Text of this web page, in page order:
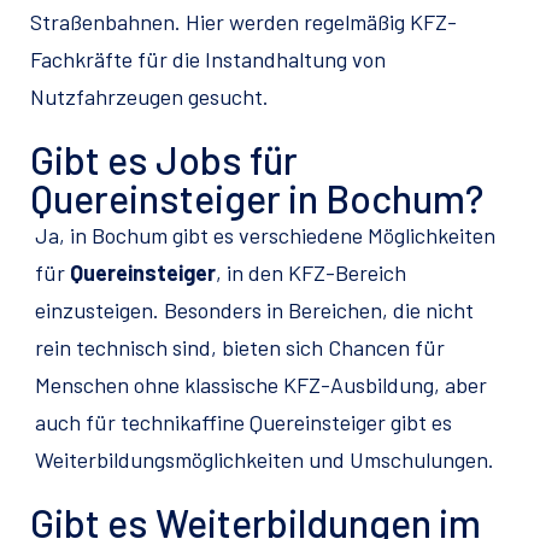
Straßenbahnen. Hier werden regelmäßig KFZ-
Fachkräfte für die Instandhaltung von
Nutzfahrzeugen gesucht.
Gibt es Jobs für
Quereinsteiger in Bochum?
Ja, in Bochum gibt es verschiedene Möglichkeiten
für Quereinsteiger, in den KFZ-Bereich
einzusteigen. Besonders in Bereichen, die nicht
rein technisch sind, bieten sich Chancen für
Menschen ohne klassische KFZ-Ausbildung, aber
auch für technikaffine Quereinsteiger gibt es
Weiterbildungsmöglichkeiten und Umschulungen.
Gibt es Weiterbildungen im